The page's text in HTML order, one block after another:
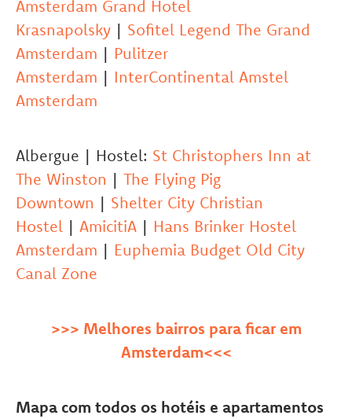
Amsterdam Grand Hotel
Krasnapolsky | Sofitel Legend The Grand
Amsterdam | Pulitzer
Amsterdam | InterContinental Amstel
Amsterdam
Albergue | Hostel: St Christophers Inn at
The Winston | The Flying Pig
Downtown | Shelter City Christian
Hostel | AmicitiA | Hans Brinker Hostel
Amsterdam | Euphemia Budget Old City
Canal Zone
>>> Melhores bairros para ficar em
Amsterdam<<<
Mapa com todos os hotéis e apartamentos